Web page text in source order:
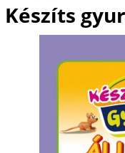
hely
Készíts